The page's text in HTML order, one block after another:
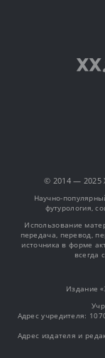
© 2014 —
Научно-
футурология,
Использование
передача, перевод,
источника в форме
всегда
Издание
Адрес учредителя:
Адрес издателя и